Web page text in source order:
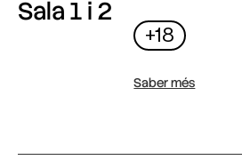
Sala 1 i 2
+18
Saber més